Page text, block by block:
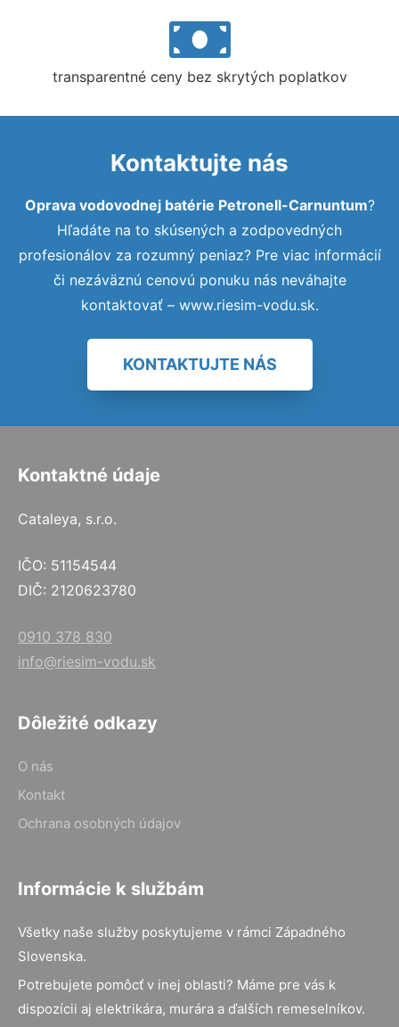
transparentné ceny bez skrytých poplatkov
Kontaktujte nás
Oprava vodovodnej batérie Petronell-Carnuntum?
Hľadáte na to skúsených a zodpovedných
profesionálov za rozumný peniaz? Pre viac informácií
či nezáväznú cenovú ponuku nás neváhajte
kontaktovať – www.riesim-vodu.sk.
KONTAKTUJTE NÁS
Kontaktné údaje
Cataleya, s.r.o.
IČO: 51154544
DIČ: 2120623780
0910 378 830
info@riesim-vodu.sk
Dôležité odkazy
O nás
Kontakt
Ochrana osobných údajov
Informácie k službám
Všetky naše služby poskytujeme v rámci Západného
Slovenska.
Potrebujete pomôcť v inej oblasti? Máme pre vás k
dispozícii aj elektrikára, murára a ďalších remeselníkov.